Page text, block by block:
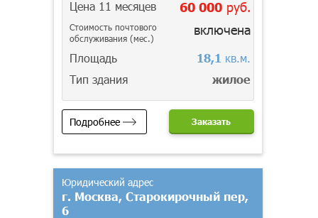
Цена 11 месяцев 60 000руб.
Стоимость почтового
обслуживания (мес.)
включена
Площадь 18,1 кв.м.
Тип здания
жилое
Подробнее Заказать
Юридический адрес
г. Москва, Старокирочный пер,
6